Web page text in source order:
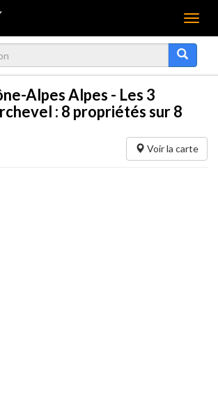
Menu
Alpes Alpes - Les 3
: 8 propriétés sur 8
Voir la carte